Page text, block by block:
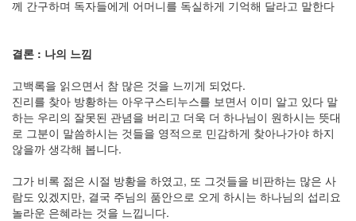
께 간구하며 독자들에게 어머니를 독실하게 기억해 달라고 말한다
결론 : 나의 느낌
고백록을 읽으면서 참 많은 것을 느끼게 되었다.
진리를 찾아 방황하는 아우구스티누스를 보면서 이미 알고 있다 말
하는 우리의 잘못된 관념을 버리고 더욱 더 하나님이 원하시는 뜻대
로 그분이 말씀하시는 것들을 영적으로 민감하게 찾아나가야 하지
않을까 생각해 봅니다.
그가 비록 젊은 시절 방황을 하였고, 또 그것들을 비판하는 많은 사
람도 있겠지만, 결국 주님의 품안으로 오게 하시는 하나님의 섭리요
놀라운 은혜라는 것을 느낍니다.